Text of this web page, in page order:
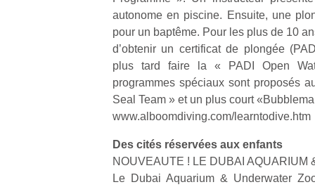
autonome en piscine. Ensuite, une
pour un baptême. Pour les plus de 10
d’obtenir un certificat de plongée
plus tard faire la « PADI Open
programmes spéciaux sont proposés
Seal Team » et un plus court
www.alboomdiving.com/learntodive.htm
Des cités réservées aux enfants
NOUVEAUTE ! LE DUBAI AQUARIUM
Le Dubai Aquarium & Underwater
une
nouvelle
trottinette
mécanique
Beeper
enfants
débordent
d’énergie.
Varier les
occupations
trampolines
pour les
grands et
les petits !
Durant les
vacances
estivales
et avec le
beaux
jours, c’est
l’occasion